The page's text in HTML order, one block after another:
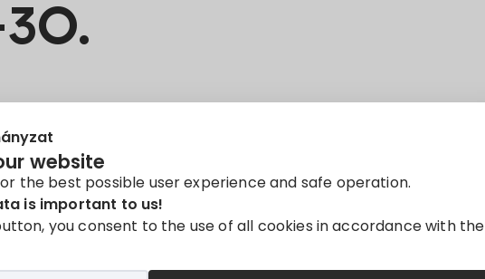
website
the best possible user experience and safe operation.
is important to us!
you consent to the use of all cookies in accordance with the
inMagyar.